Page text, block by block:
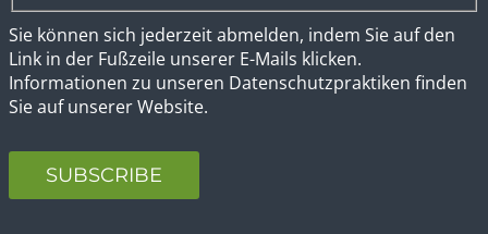
Sie können sich jederzeit abmelden, indem Sie auf den
Link in der Fußzeile unserer E-Mails klicken.
Informationen zu unseren Datenschutzpraktiken finden
Sie auf unserer Website.